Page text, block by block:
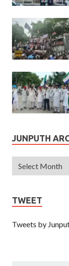
JUNPUTH
TWEET
Tweets by